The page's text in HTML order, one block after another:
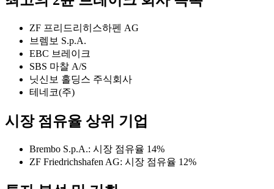
ZF 프리드리히스하펜 AG
브렘보 S.p.A.
EBC 브레이크
SBS 마찰 A/S
닛신보 홀딩스 주식회사
테네코(주)
시장 점유율 상위 기업
Brembo S.p.A.: 시장 점유율 14%
ZF Friedrichshafen AG: 시장 점유율 12%